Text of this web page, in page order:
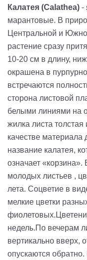
Калатея (Calathea) -
марантовые. В
Центральной и
растение сразу
10-20 см в длину,
окрашена в
встречаются
сторона листовой
белыми линиями на
жилка листа
качестве материала
название калатея,
означает
молодых листьев ,
лета. Соцветие в
мелкие цветки
недель.По вечерам
вертикально вверх,
опускаются